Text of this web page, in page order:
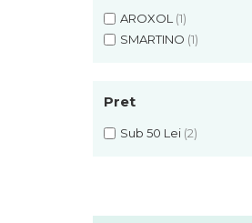
Solutii suprafete bucatarie
Prosoape de hartie si servetele
Vesela de unica folosinta
AROXOL (1)
SMARTINO (1)
Pret
Sub 50 Lei (2)